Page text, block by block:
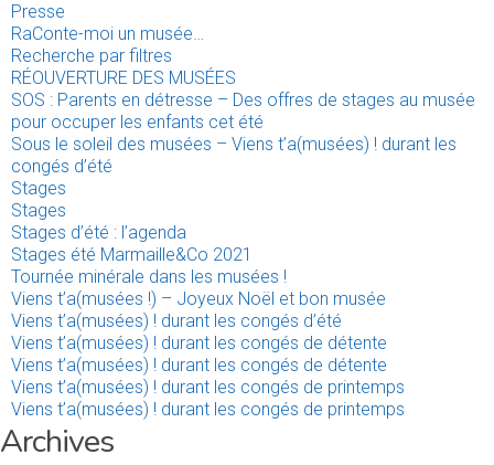
Presse
RaConte-moi un musée…
Recherche par filtres
RÉOUVERTURE DES MUSÉES
SOS : Parents en détresse – Des offres de stages au musée
pour occuper les enfants cet été
Sous le soleil des musées – Viens t’a(musées) ! durant les
congés d’été
Stages
Stages
Stages d’été : l’agenda
Stages été Marmaille&Co 2021
Tournée minérale dans les musées !
Viens t’a(musées !) – Joyeux Noël et bon musée
Viens t’a(musées) ! durant les congés d’été
Viens t’a(musées) ! durant les congés de détente
Viens t’a(musées) ! durant les congés de détente
Viens t’a(musées) ! durant les congés de printemps
Viens t’a(musées) ! durant les congés de printemps
Archives